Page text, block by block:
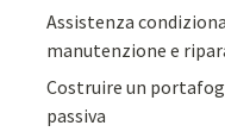
Assistenza
manutenzione e
Costruire un
passiva